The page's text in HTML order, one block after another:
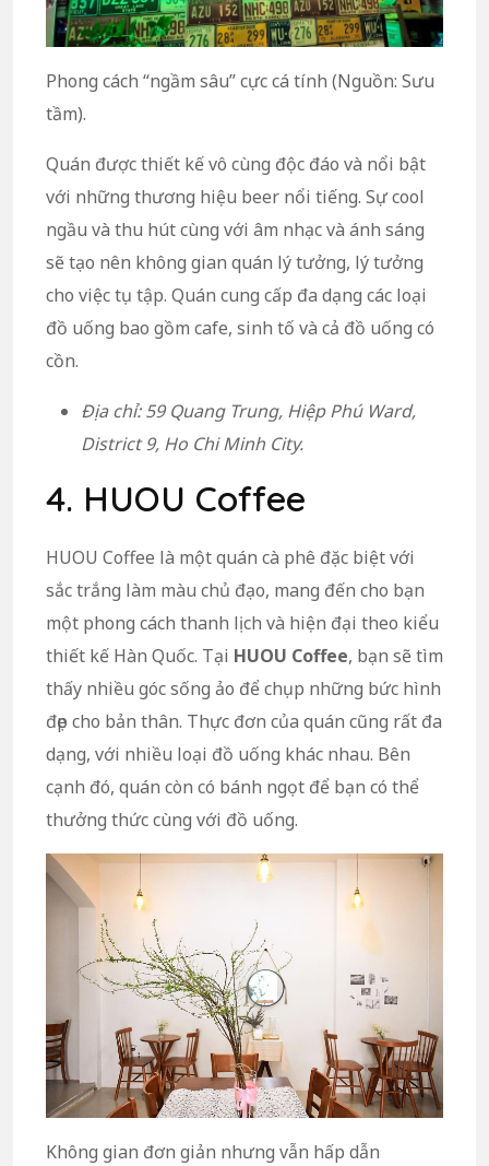
Phong cách “ngầm sâu” cực cá tính (Nguồn: Sưu
tầm).
Quán được thiết kế vô cùng độc đáo và nổi bật
với những thương hiệu beer nổi tiếng. Sự cool
ngầu và thu hút cùng với âm nhạc và ánh sáng
sẽ tạo nên không gian quán lý tưởng, lý tưởng
cho việc tụ tập. Quán cung cấp đa dạng các loại
đồ uống bao gồm cafe, sinh tố và cả đồ uống có
cồn.
Địa chỉ: 59 Quang Trung, Hiệp Phú Ward,
District 9, Ho Chi Minh City.
4. HUOU Coffee
HUOU Coffee là một quán cà phê đặc biệt với
sắc trắng làm màu chủ đạo, mang đến cho bạn
một phong cách thanh lịch và hiện đại theo kiểu
thiết kế Hàn Quốc. Tại HUOU Coffee, bạn sẽ tìm
thấy nhiều góc sống ảo để chụp những bức hình
đẹp cho bản thân. Thực đơn của quán cũng rất đa
dạng, với nhiều loại đồ uống khác nhau. Bên
cạnh đó, quán còn có bánh ngọt để bạn có thể
thưởng thức cùng với đồ uống.
Không gian đơn giản nhưng vẫn hấp dẫn